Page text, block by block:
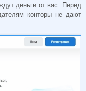
деньги от вас. Перед
конторы не дают